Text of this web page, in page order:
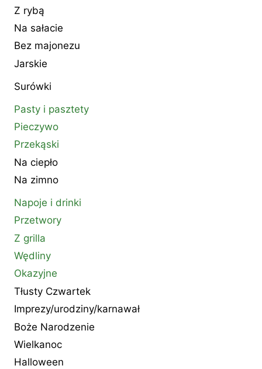
Z rybą
Na sałacie
Bez majonezu
Jarskie
Surówki
Pasty i pasztety
Pieczywo
Przekąski
Na ciepło
Na zimno
Napoje i drinki
Przetwory
Z grilla
Wędliny
Okazyjne
Tłusty Czwartek
Imprezy/urodziny/karnawał
Boże Narodzenie
Wielkanoc
Halloween